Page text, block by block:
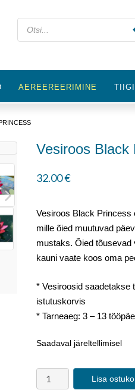
AEREEREERIMINE
Vesiroos Black
32.00€
Vesiroos Black Princess
mille õied muutuvad
mustaks. Õied tõusevad
kauni vaate koos oma
* Vesiroosid saadetakse
istutuskorvis
* Tarneaeg: 3 – 13
Saadaval järeltellimisel
Lisa